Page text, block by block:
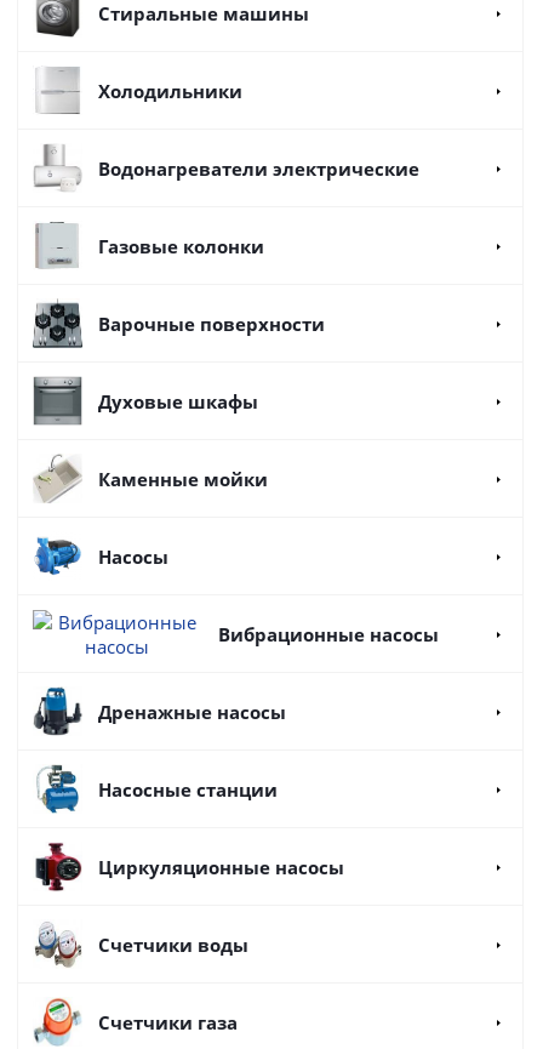
Стиральные машины
Холодильники
Водонагреватели электрические
Газовые колонки
Варочные поверхности
Духовые шкафы
Каменные мойки
Насосы
Вибрационные насосы
Дренажные насосы
Насосные станции
Циркуляционные насосы
Счетчики воды
Счетчики газа